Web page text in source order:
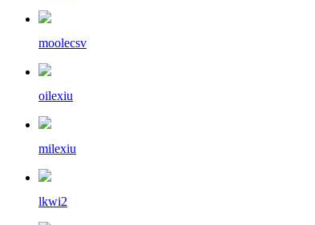
moolecsv
oilexiu
milexiu
lkwi2